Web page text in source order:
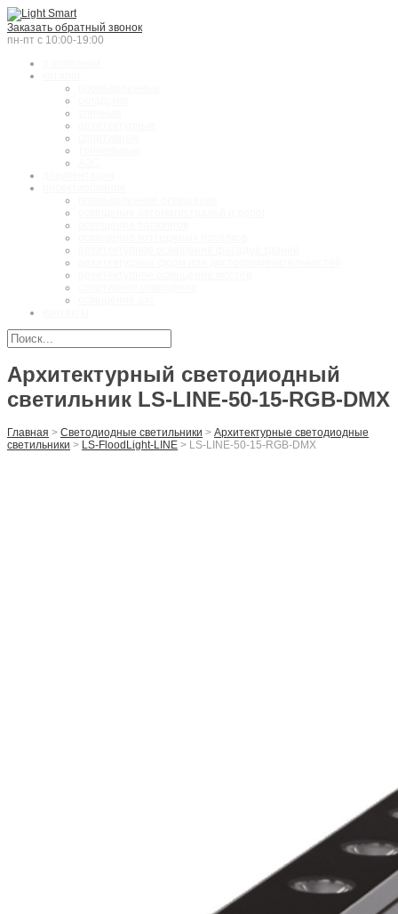
Заказать обратный звонок
пн-пт с 10:00-19:00
Архитектурный светодиодный
светильник LS-LINE-50-15-RGB-DMX
Главная > Светодиодные светильники > Архитектурные светодиодные
светильники > LS-FloodLight-LINE > LS-LINE-50-15-RGB-DMX